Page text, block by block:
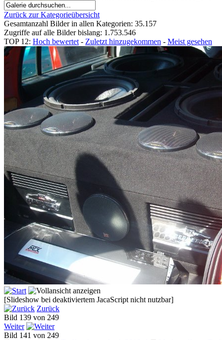
Zurück zur Kategorieübersicht
Gesamtanzahl Bilder in allen Kategorien: 35.157
Zugriffe auf alle Bilder bislang: 1.753.546
TOP 12: Hoch bewertet - Zuletzt hinzugekommen - Meist gesehen
[Slideshow bei deaktiviertem JacaScript nicht nutzbar]
Zurück
Bild 139 von 249
Weiter
Bild 141 von 249